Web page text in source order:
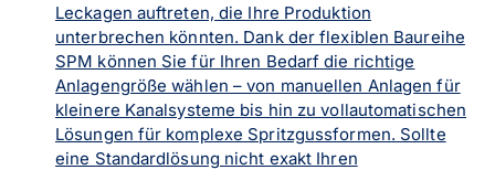
Leckagen auftreten, die Ihre Produktion
unterbrechen könnten. Dank der flexiblen Baureihe
SPM können Sie für Ihren Bedarf die richtige
Anlagengröße wählen – von manuellen Anlagen für
kleinere Kanalsysteme bis hin zu vollautomatischen
Lösungen für komplexe Spritzgussformen. Sollte
eine Standardlösung nicht exakt Ihren